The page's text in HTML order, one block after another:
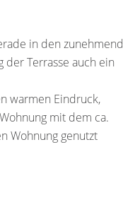
in den zunehmend
Terrasse auch ein
warmen Eindruck,
mit dem ca.
Wohnung genutzt